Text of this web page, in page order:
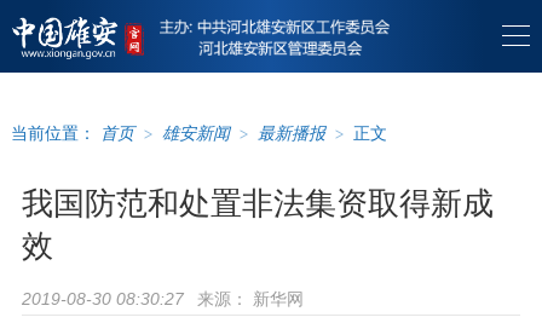
当前位置： 首页 > 雄安新闻 > 最新播报 > 正文
我国防范和处置非法集资取得新成
效
2019-08-30 08:30:27 来源： 新华网